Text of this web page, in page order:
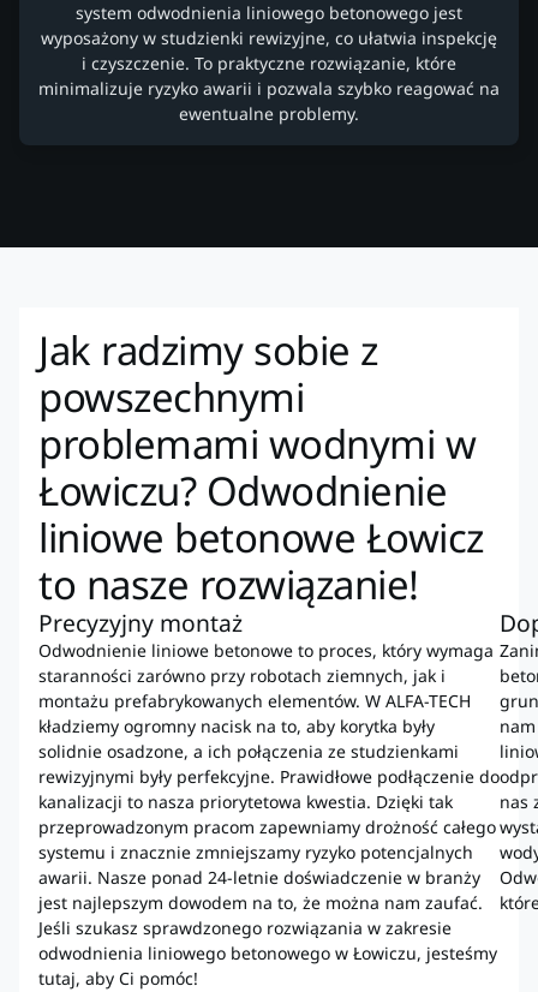
system odwodnienia liniowego betonowego jest
wyposażony w studzienki rewizyjne, co ułatwia inspekcję
i czyszczenie. To praktyczne rozwiązanie, które
minimalizuje ryzyko awarii i pozwala szybko reagować na
ewentualne problemy.
Jak radzimy sobie z
powszechnymi
problemami wodnymi w
Łowiczu? Odwodnienie
liniowe betonowe Łowicz
to nasze rozwiązanie!
Precyzyjny montaż
Odwodnienie liniowe betonowe to proces, który wymaga
staranności zarówno przy robotach ziemnych, jak i
montażu prefabrykowanych elementów. W ALFA-TECH
kładziemy ogromny nacisk na to, aby korytka były
solidnie osadzone, a ich połączenia ze studzienkami
rewizyjnymi były perfekcyjne. Prawidłowe podłączenie do
kanalizacji to nasza priorytetowa kwestia. Dzięki tak
przeprowadzonym pracom zapewniamy drożność całego
systemu i znacznie zmniejszamy ryzyko potencjalnych
awarii. Nasze ponad 24-letnie doświadczenie w branży
jest najlepszym dowodem na to, że można nam zaufać.
Jeśli szukasz sprawdzonego rozwiązania w zakresie
odwodnienia liniowego betonowego w Łowiczu, jesteśmy
tutaj, aby Ci pomóc!
nas